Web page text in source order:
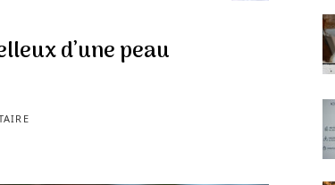
d’une peau